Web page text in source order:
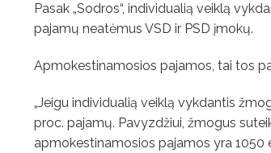
Pasak „Sodros“, individualią veiklą
pajamų neatėmus VSD ir PSD įmokų.
Apmokestinamosios pajamos, tai tos
„Jeigu individualią veiklą vykdantis
proc. pajamų. Pavyzdžiui, žmogus
apmokestinamosios pajamos yra 1050